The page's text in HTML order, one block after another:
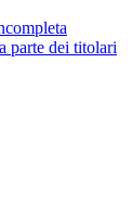
parte dei titolari